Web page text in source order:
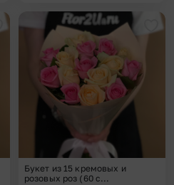
Добавить в избранное
Букет из 15 кремовых и
розовых роз (60 с...